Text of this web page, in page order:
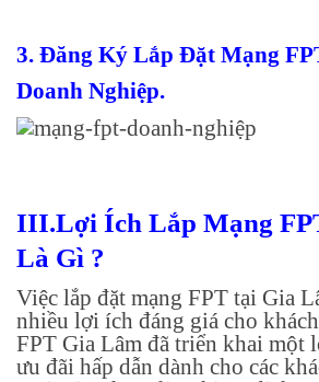
3. Đăng Ký Lắp Đặt Mạng
Doanh Nghiệp.
III.Lợi Ích Lắp Mạng
Là Gì ?
Việc lắp đặt mạng FPT tại Gia
nhiều lợi ích đáng giá cho
FPT Gia Lâm đã triển khai một
ưu đãi hấp dẫn dành cho các